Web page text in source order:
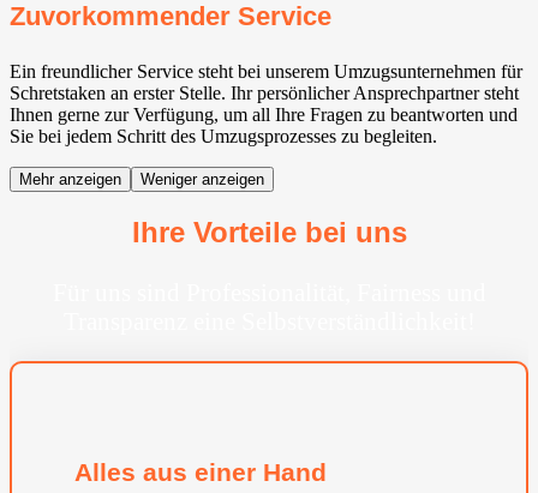
Zuvorkommender Service
Ein freundlicher Service steht bei unserem Umzugsunternehmen für
Schretstaken an erster Stelle. Ihr persönlicher Ansprechpartner steht
Ihnen gerne zur Verfügung, um all Ihre Fragen zu beantworten und
Sie bei jedem Schritt des Umzugsprozesses zu begleiten.
Mehr anzeigen Weniger anzeigen
Ihre Vorteile bei uns
Alles aus einer Hand